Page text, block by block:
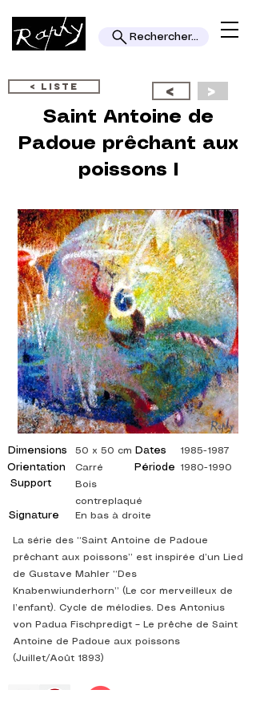
Rechercher...
< LISTE < >
Saint Antoine de
Padoue prêchant aux
poissons I
Dimensions
Orientation
Support
Signature
50 x 50 cm
Dates
Période
Carré
Bois
contreplaqué
En bas à droite
1985-1987
1980-1990
La série des “Saint Antoine de Padoue
prêchant aux poissons” est inspirée d’un Lied
de Gustave Mahler “Des
Knabenwiunderhorn” (Le cor merveilleux de
l’enfant). Cycle de mélodies. Des Antonius
von Padua Fischpredigt – Le prêche de Saint
Antoine de Padoue aux poissons
(Juillet/Août 1893)